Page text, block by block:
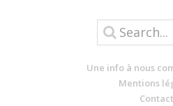
Une info à nous
Mentions
Contact